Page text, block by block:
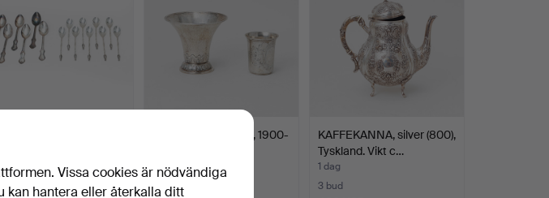
BÄGARE, 2 st, silver, 1900-
1 dag
1 bud
KAFFEKANNA, silver (800),
Tyskland. Vikt c…
1 dag
3 bud
Vissa cookies är nödvändiga
kan hantera eller återkalla ditt